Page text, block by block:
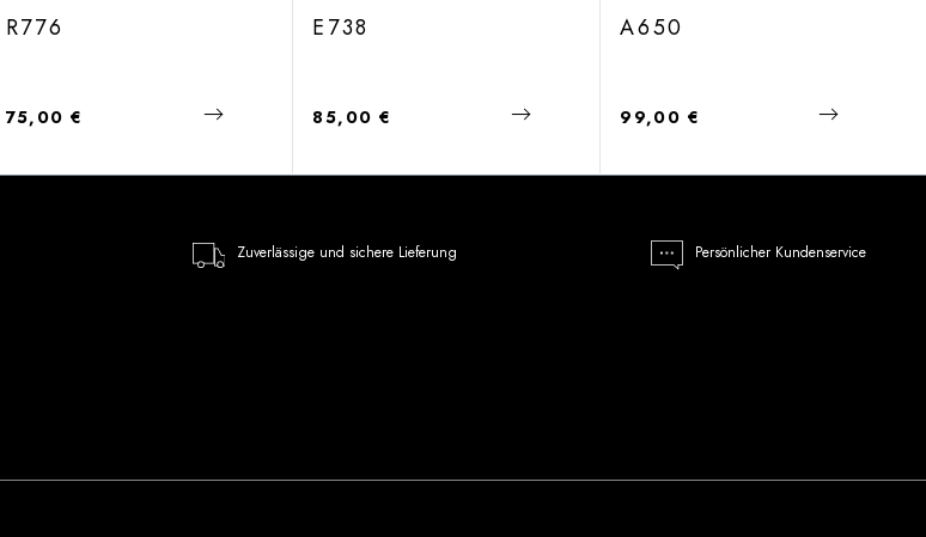
R776
Regulärer Preis:
75,00 €
E738
Regulärer Preis:
85,00 €
A650
Regulärer Preis:
99,00 €
Zuverlässige und sichere Lieferung Persönlicher Kundenservice